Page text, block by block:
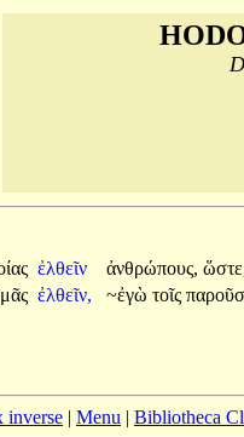
ἐλθεῖν ἀνθρώπους,
ἐλθεῖν, ~ἐγὼ τοῖς
inverse | Menu | Bibliotheca